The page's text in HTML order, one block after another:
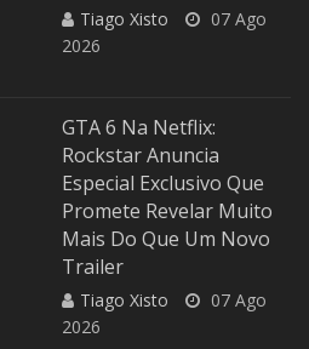
Tiago Xisto
07 Ago
2026
GTA 6 Na Netflix:
Rockstar Anuncia
Especial Exclusivo Que
Promete Revelar Muito
Mais Do Que Um Novo
Trailer
Tiago Xisto
07 Ago
2026